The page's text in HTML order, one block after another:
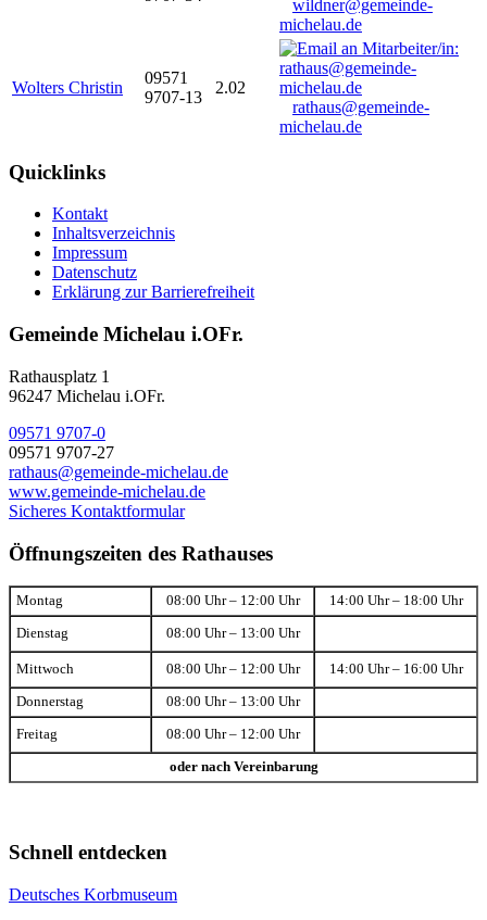
wildner@gemeinde-
michelau.de
Wolters Christin
09571
9707-13
2.02
rathaus@gemeinde-
michelau.de
Quicklinks
Kontakt
Inhaltsverzeichnis
Impressum
Datenschutz
Erklärung zur Barrierefreiheit
Gemeinde Michelau i.OFr.
Rathausplatz 1
96247 Michelau i.OFr.
09571 9707-0
09571 9707-27
rathaus@gemeinde-michelau.de
www.gemeinde-michelau.de
Sicheres Kontaktformular
Öffnungszeiten des Rathauses
Montag 08:00 Uhr – 12:00 Uhr 14:00 Uhr – 18:00 Uhr
Dienstag 08:00 Uhr – 13:00 Uhr
Mittwoch 08:00 Uhr – 12:00 Uhr 14:00 Uhr – 16:00 Uhr
Donnerstag 08:00 Uhr – 13:00 Uhr
Freitag 08:00 Uhr – 12:00 Uhr
oder nach Vereinbarung
Schnell entdecken
Deutsches Korbmuseum